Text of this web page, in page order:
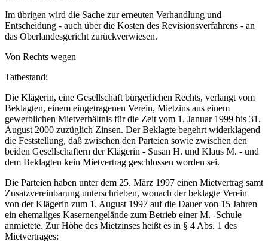
Im übrigen wird die Sache zur erneuten Verhandlung und
Entscheidung - auch über die Kosten des Revisionsverfahrens - an
das Oberlandesgericht zurückverwiesen.
Von Rechts wegen
Tatbestand:
Die Klägerin, eine Gesellschaft bürgerlichen Rechts, verlangt vom
Beklagten, einem eingetragenen Verein, Mietzins aus einem
gewerblichen Mietverhältnis für die Zeit vom 1. Januar 1999 bis 31.
August 2000 zuzüglich Zinsen. Der Beklagte begehrt widerklagend
die Feststellung, daß zwischen den Parteien sowie zwischen den
beiden Gesellschaftern der Klägerin - Susan H. und Klaus M. - und
dem Beklagten kein Mietvertrag geschlossen worden sei.
Die Parteien haben unter dem 25. März 1997 einen Mietvertrag samt
Zusatzvereinbarung unterschrieben, wonach der beklagte Verein
von der Klägerin zum 1. August 1997 auf die Dauer von 15 Jahren
ein ehemaliges Kasernengelände zum Betrieb einer M. -Schule
anmietete. Zur Höhe des Mietzinses heißt es in § 4 Abs. 1 des
Mietvertrages: